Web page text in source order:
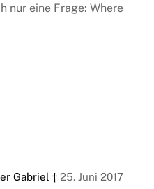
nur eine Frage: Where
Gabriel † 25. Juni 2017